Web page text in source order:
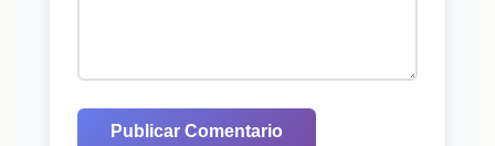
Publicar Comentario